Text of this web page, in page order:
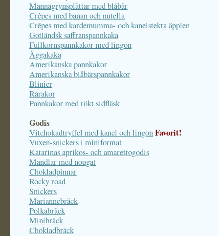
Mannagrynsplättar med blåbär
Crêpes med banan och nutella
Crêpes med kardemumma- och kanelstekta äpplen
Gotländsk saffranspannkaka
Fullkornspannkakor med lingon
Äggakaka
Amerikanska pannkakor
Amerikanska blåbärspannkakor
Blinier
Rårakor
Pannkakor med rökt sidfläsk
Godis
Vitchokadtryffel med kanel och lingonFavorit!
Vuxen-snickers i miniformat
Katarinas aprikos- och amarettogodis
Mandlar med nougat
Chokladpinnar
Rocky road
Snickers
Mariannebräck
Polkabräck
Minibräck
Chokladbräck